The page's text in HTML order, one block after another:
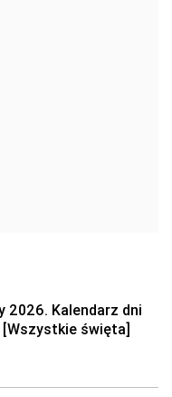
2026. Kalendarz dni
święta]